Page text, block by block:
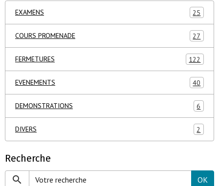
EXAMENS 25
COURS PROMENADE 27
FERMETURES 122
EVENEMENTS 40
DEMONSTRATIONS 6
DIVERS 2
Recherche
OK